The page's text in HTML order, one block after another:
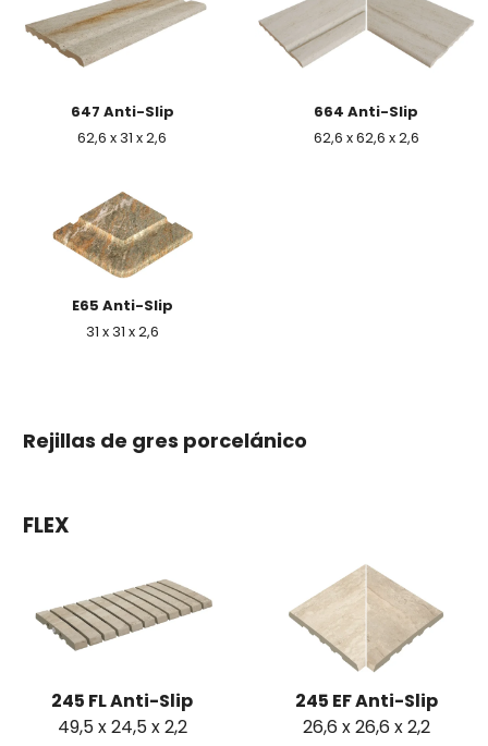
647 Anti-Slip
62,6 x 31 x 2,6
664 Anti-Slip
62,6 x 62,6 x 2,6
E65 Anti-Slip
31 x 31 x 2,6
Rejillas de gres porcelánico
FLEX
245 FL Anti-Slip
49,5 x 24,5 x 2,2
245 EF Anti-Slip
26,6 x 26,6 x 2,2